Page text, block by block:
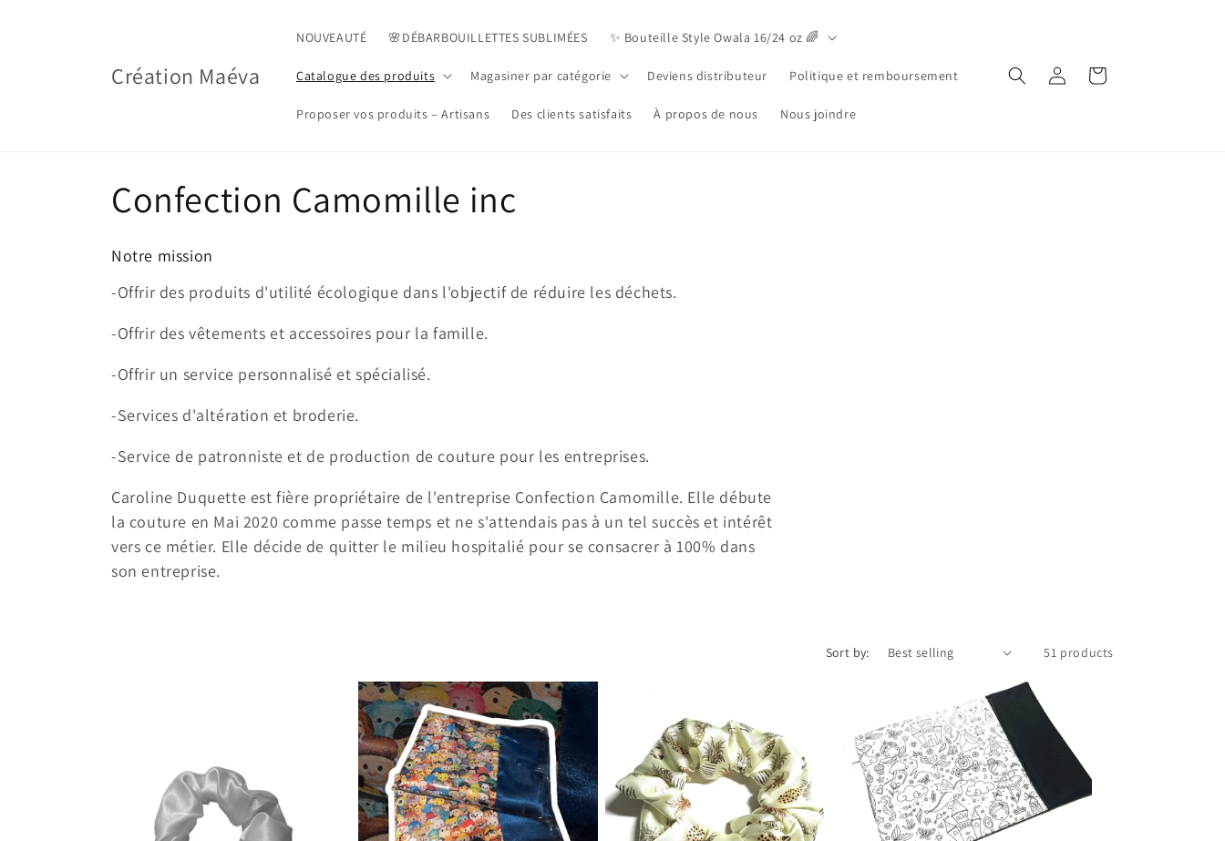
Création Maéva
NOUVEAUTÉ 🌸DÉBARBOUILLETTES SUBLIMÉES ✨️ Bouteille Style Owala 16/24 oz 🌈
Catalogue des produits Magasiner par catégorie Deviens distributeur Politique et remboursement
Proposer vos produits – Artisans Des clients satisfaits À propos de nous Nous joindre
Log
in
Cart
C
o
l
l
e
c
t
i
o
Confection Camomille inc
Notre mission
-Offrir des produits d'utilité écologique dans l'objectif de réduire les déchets.
-Offrir des vêtements et accessoires pour la famille.
-Offrir un service personnalisé et spécialisé.
-Services d'altération et broderie.
-Service de patronniste et de production de couture pour les entreprises.
Caroline Duquette est fière propriétaire de l'entreprise Confection Camomille. Elle débute
la couture en Mai 2020 comme passe temps et ne s'attendais pas à un tel succès et intérêt
vers ce métier. Elle décide de quitter le milieu hospitalié pour se consacrer à 100% dans
son entreprise.
Sort by: 51 products